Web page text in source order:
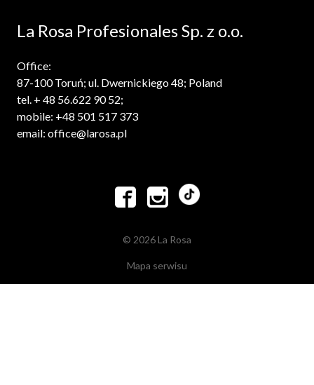
La Rosa Profesionales Sp. z o.o.
Office:
87-100 Toruń; ul. Dwernickiego 48; Poland
tel. + 48 56.622 90 52;
mobile: +48 501 517 373
email: office@larosa.pl
 
© 2026 La Rosa
Mapa serwisu